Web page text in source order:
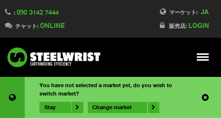
マーケット: JA
販売店: LOGIN
: 090 3142 7444
チャット: ONLINE
Meny
You have not selected a market yet, do you wish to
switch market?
Stay Change market